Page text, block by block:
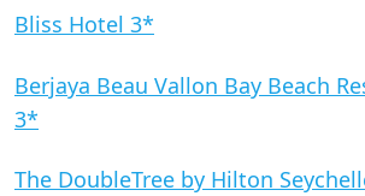
Bliss Hotel 3*
Berjaya Beau Vallon Bay Beach
3*
The DoubleTree by Hilton